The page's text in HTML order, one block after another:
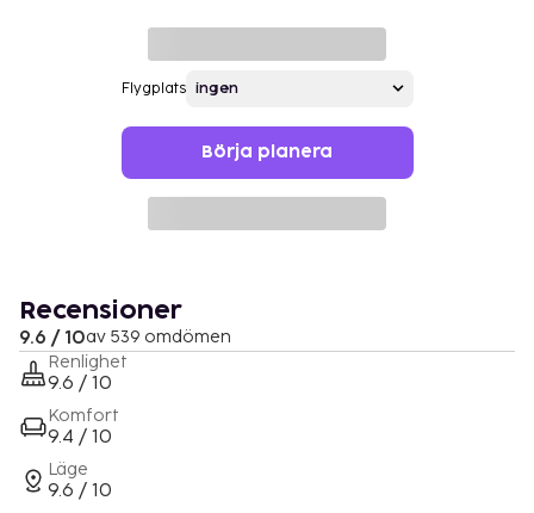
Flygplats
Börja planera
Recensioner
9.6 / 10av 539 omdömen
Renlighet
9.6 / 10
Komfort
9.4 / 10
Läge
9.6 / 10